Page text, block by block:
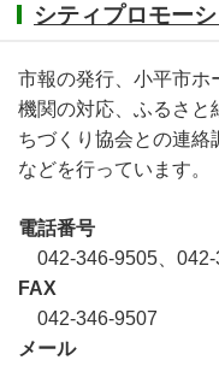
シティプロモー
市報の発行、小平市ホ
機関の対応、ふるさと
ちづくり協会との連絡
などを行っています。
電話番号
042-346-9505、
FAX
042-346-9507
メール